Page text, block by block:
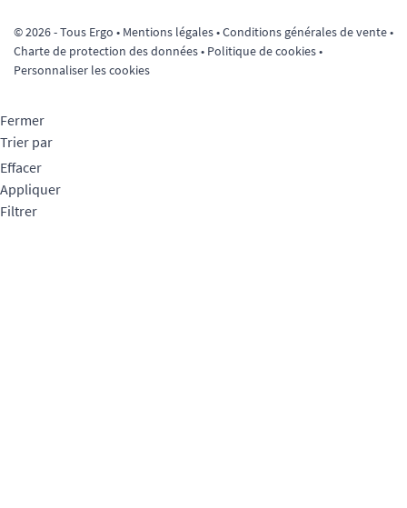
© 2026 - Tous Ergo • Mentions légales•Conditions générales de vente•
Charte de protection des données• Politique de cookies•
Personnaliser les cookies
Fermer
Trier par
Effacer
Appliquer
Filtrer